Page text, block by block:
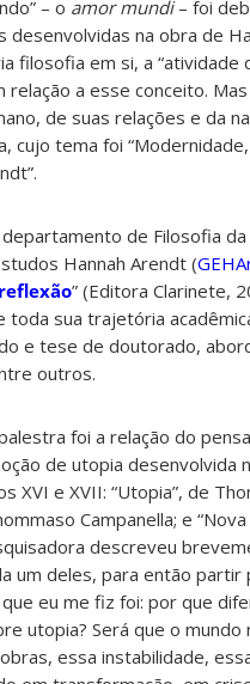
– o amor mundi– foi
na obra de
filosofia em si, a “atividade
relação a esse conceito.
de suas relações e da
cujo tema foi
de Filosofia
Hannah Arendt (
” (Editora Clarinete,
toda sua trajetória
e tese de doutorado,
outros.
foi a relação do
de utopia desenvolvida
XVI e XVII: “Utopia”, de
Campanella; e
descreveu
um deles, para então partir
que eu me fiz foi: por que
utopia? Será que o
essa instabilidade,